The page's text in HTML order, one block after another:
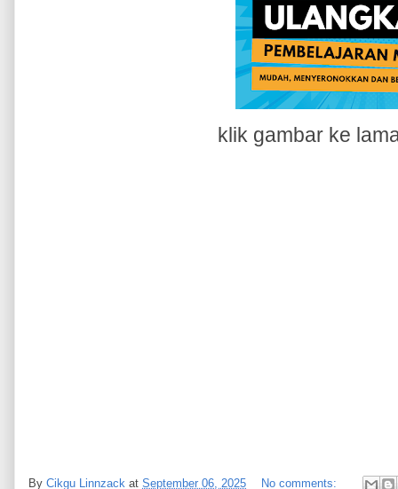
klik gambar ke
By Cikgu Linnzack at September 06, 2025 No comments: